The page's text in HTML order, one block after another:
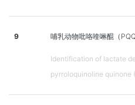
9 哺乳动物吡咯喹啉醌（
Identification of lactate
pyrroloquinoline quinone